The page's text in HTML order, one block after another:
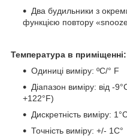
Два будильники з
функцією повтору
Температура в приміщенні:
Одиниці виміру: ºС/° F
Діапазон виміру: від -
+122°F)
Дискретність виміру:
Точність виміру: +/- 1C°